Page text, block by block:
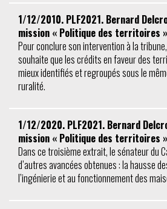
1/12/2010. PLF2021. Bernard
mission « Politique des territoires
Pour conclure son intervention à la
souhaite que les crédits en faveur des
mieux identifiés et regroupés sous le
ruralité.
1/12/2020. PLF2021. Bernard
mission « Politique des territoires
Dans ce troisième extrait, le sénateur du
d’autres avancées obtenues : la hausse
l’ingénierie et au fonctionnement des